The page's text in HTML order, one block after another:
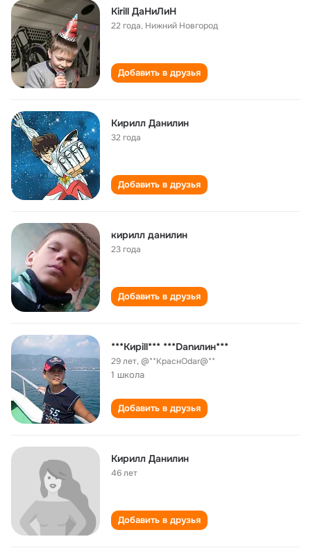
Kirill ДаНиЛиН
22 года, Нижний Новгород
Добавить в друзья
Кирилл Данилин
32 года
Добавить в друзья
кирилл данилин
23 года
Добавить в друзья
***Кирill*** ***Danилин***
29 лет, @**КраснOdar@**
1 школа
Добавить в друзья
Кирилл Данилин
46 лет
Добавить в друзья